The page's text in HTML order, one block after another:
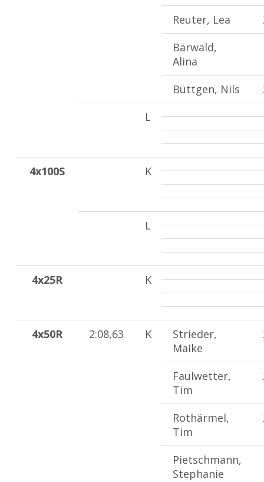
Reuter, Lea
Bärwald,
Alina
Büttgen, Nils
L
4x100S K
L
4x25R K
4x50R 2:08,63 K
Strieder,
Maike
Faulwetter,
Tim
Rothärmel,
Tim
Pietschmann,
Stephanie